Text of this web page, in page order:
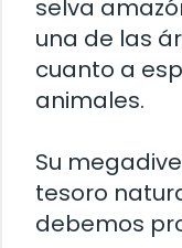
selva
una de las
cuanto a
animales.
Su
tesoro
debemos